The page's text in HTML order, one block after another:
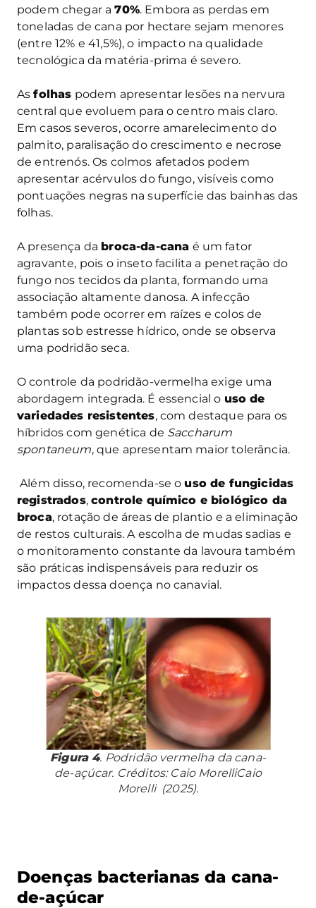
podem chegar a70%. Embora as perdas em
toneladas de cana por hectare sejam menores
(entre 12% e 41,5%), o impacto na qualidade
tecnológica da matéria-prima é severo.
Asfolhas podem apresentar lesões na nervura
central que evoluem para o centro mais claro.
Em casos severos, ocorre amarelecimento do
palmito, paralisação do crescimento e necrose
de entrenós. Os colmos afetados podem
apresentar acérvulos do fungo, visíveis como
pontuações negras na superfície das bainhas das
folhas.
A presença da broca-da-cana é um fator
agravante, pois o inseto facilita a penetração do
fungo nos tecidos da planta, formando uma
associação altamente danosa. A infecção
também pode ocorrer em raízes e colos de
plantas sob estresse hídrico, onde se observa
uma podridão seca.
O controle da podridão-vermelha exige uma
abordagem integrada. É essencial o uso de
variedades resistentes, com destaque para os
híbridos com genética de Saccharum
spontaneum, que apresentam maior tolerância.
Além disso, recomenda-se o uso de fungicidas
registrados,controle químico e biológico da
broca, rotação de áreas de plantio e a eliminação
de restos culturais. A escolha de mudas sadias e
o monitoramento constante da lavoura também
são práticas indispensáveis para reduzir os
impactos dessa doença no canavial.
Figura 4. Podridão vermelha da cana-
de-açúcar. Créditos: Caio MorelliCaio
Morelli (2025).
Doenças bacterianas da cana-
de-açúcar